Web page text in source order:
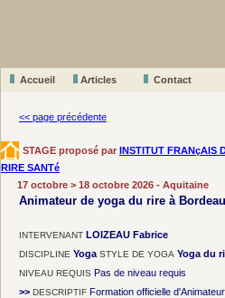
Accueil Articles
Contact
<< page précédente
STAGE proposé par INSTITUT FRANçAIS
RIRE SANTé
17 octobre > 18 octobre 2026 - Aquitaine
Animateur de yoga du rire à
INTERVENANT LOIZEAU Fabrice
DISCIPLINE Yoga STYLE DE YOGA Yoga du
NIVEAU REQUIS Pas de niveau requis
>> DESCRIPTIF Formation officielle